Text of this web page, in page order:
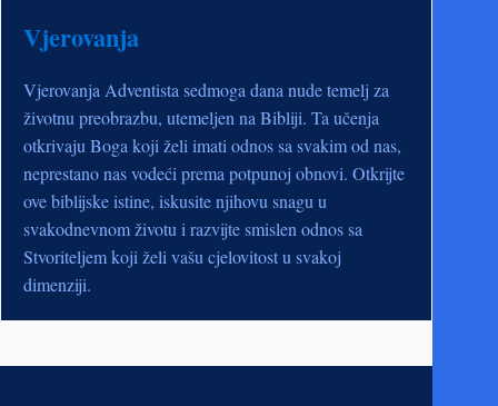
Vjerovanja
Vjerovanja Adventista sedmoga dana nude temelj za
životnu preobrazbu, utemeljen na Bibliji. Ta učenja
otkrivaju Boga koji želi imati odnos sa svakim od nas,
neprestano nas vodeći prema potpunoj obnovi. Otkrijte
ove biblijske istine, iskusite njihovu snagu u
svakodnevnom životu i razvijte smislen odnos sa
Stvoriteljem koji želi vašu cjelovitost u svakoj
dimenziji.